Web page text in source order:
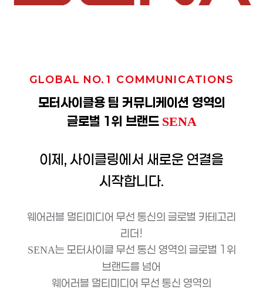
GLOBAL NO.1 COMMUNICATIONS
모터사이클용 팀 커뮤니케이션 영역의
글로벌 1위 브랜드 SENA
이제, 사이클링에서 새로운 연결을
시작합니다.
웨어러블 멀티미디어 무선 통신의 글로벌 카테고리
리더!
SENA는 모터사이클 무선 통신 영역의 글로벌 1위
브랜드를 넘어
웨어러블 멀티미디어 무선 통신 영역의